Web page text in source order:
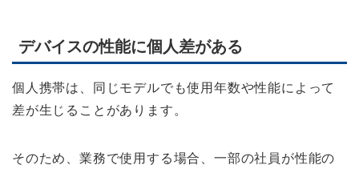
デバイスの性能に個人差がある
個人携帯は、同じモデルでも使用年数や性能によって
差が生じることがあります。
そのため、業務で使用する場合、一部の社員が性能の